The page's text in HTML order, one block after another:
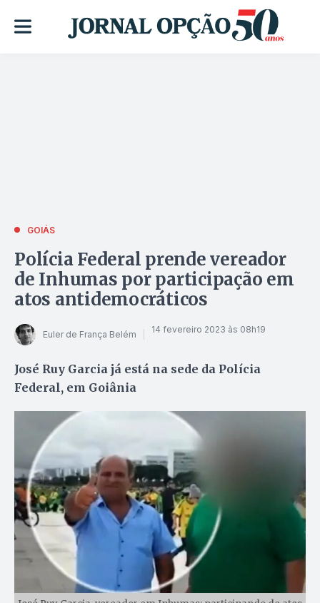
GOIÁS
Polícia Federal prende vereador
de Inhumas por participação em
atos antidemocráticos
Euler de França Belém 14 fevereiro 2023 às 08h19
José Ruy Garcia já está na sede da Polícia
Federal, em Goiânia